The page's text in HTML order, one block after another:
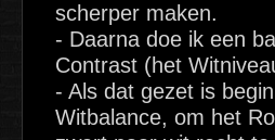
scherper maken.
- Daarna doe ik een
Contrast (het
- Als dat gezet is
Witbalance, om het